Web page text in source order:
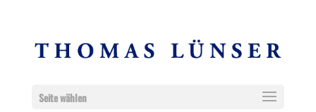
Seite wählen